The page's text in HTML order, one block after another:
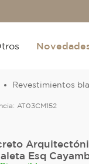
Revestimientos
AT03CM152
Esq